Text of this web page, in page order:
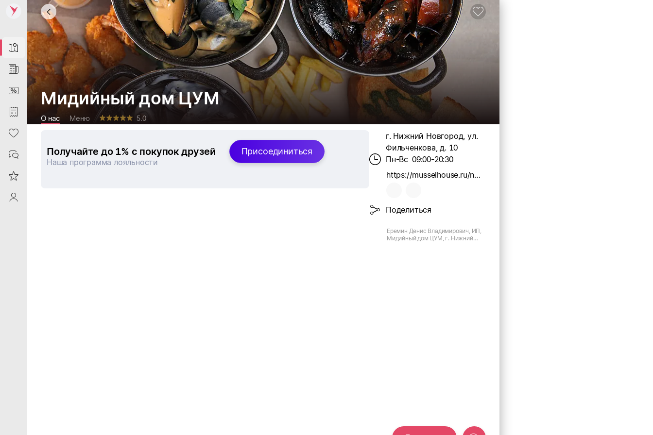
Map
News
DiscountCard
Purchases
Heart
Contacts
Reviews
ProfileSaby
Мидийный дом ЦУМ
О нас Меню 5.0
Получайте до 1% с покупок друзей
Наша программа лояльности
Присоединиться
г. Нижний Новгород, ул.
Фильченкова, д. 10
Пн-Вс 09:00-20:30
https://musselhouse.ru/nn-filchenkova
Поделиться
Еремин Денис Владимирович, ИП,
Мидийный дом ЦУМ, г. Нижний